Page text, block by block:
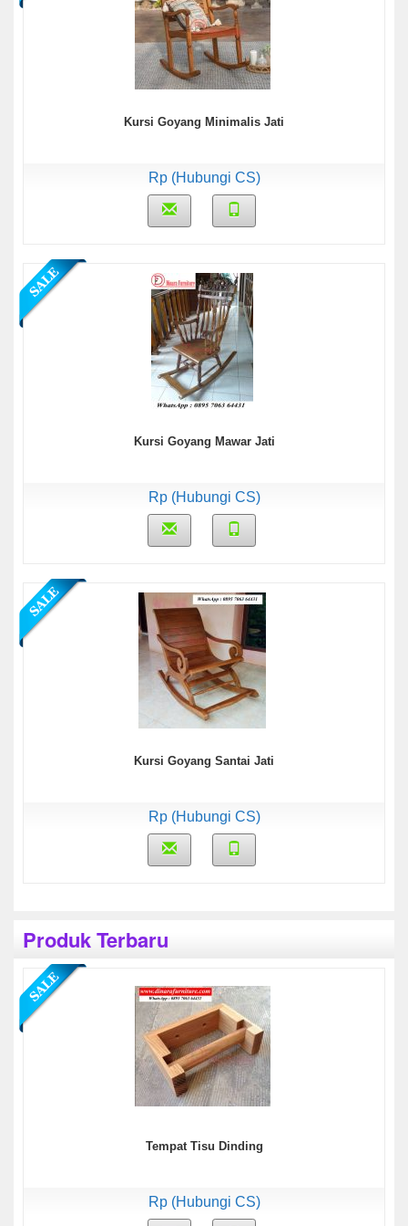
Kursi Goyang Minimalis Jati
Rp (Hubungi CS)
Kursi Goyang Mawar Jati
Rp (Hubungi CS)
Kursi Goyang Santai Jati
Rp (Hubungi CS)
Produk Terbaru
Tempat Tisu Dinding
Rp (Hubungi CS)